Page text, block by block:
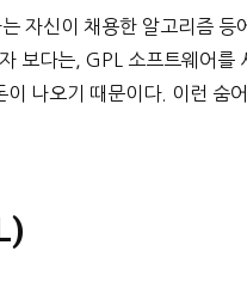
자신이 채용한 알고리즘 등
보다는, GPL 소프트웨어를
나오기 때문이다. 이런 숨